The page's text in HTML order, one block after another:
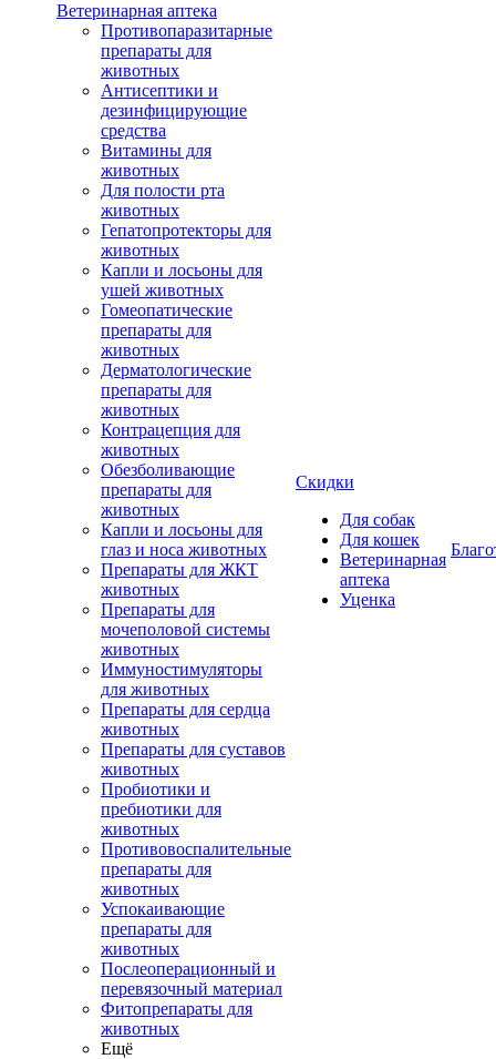
Ветеринарная аптека
Противопаразитарные
препараты для
животных
Антисептики и
дезинфицирующие
средства
Витамины для
животных
Для полости рта
животных
Гепатопротекторы для
животных
Капли и лосьоны для
ушей животных
Гомеопатические
препараты для
животных
Дерматологические
препараты для
животных
Контрацепция для
животных
Обезболивающие
препараты для
животных
Капли и лосьоны для
глаз и носа животных
Препараты для ЖКТ
животных
Препараты для
мочеполовой системы
животных
Иммуностимуляторы
для животных
Препараты для сердца
животных
Препараты для суставов
животных
Пробиотики и
пребиотики для
животных
Противовоспалительные
препараты для
животных
Успокаивающие
препараты для
животных
Послеоперационный и
перевязочный материал
Фитопрепараты для
животных
Ещё
Скидки
Для собак
Для кошек
Ветеринарная
аптека
Уценка